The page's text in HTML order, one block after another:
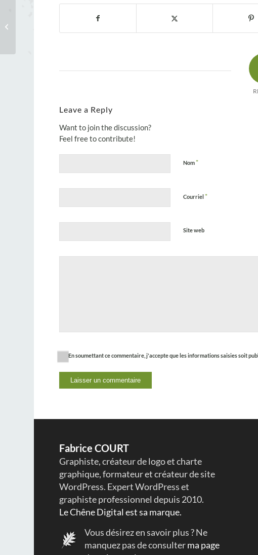
Leave a Reply
Want to join the discussion?
Feel free to contribute!
Nom *
Courriel *
Site web
En soumettant ce commentaire, j'accepte que les informations saisies soit
Fabrice COURT
Graphiste, créateur de logo et charte
graphique, formateur et créateur de site
WordPress. Expert WordPress et
graphiste professionnel depuis 2010.
Le Chêne Digital est sa marque.
Vous désirez en savoir plus ? Ne
manquez pas de consulterma page